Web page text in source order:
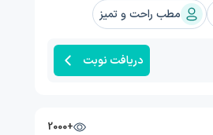
مطب راحت و تمیز
دریافت نوبت
+2000